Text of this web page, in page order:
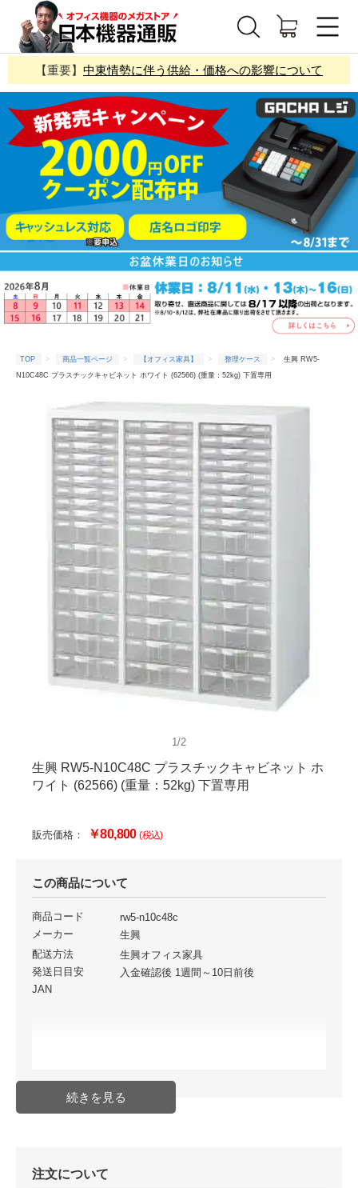
【重要】 中東情勢に伴う供給・価格への影響について
TOP 商品一覧ページ 【オフィス家具】 整理ケース
生興 RW5-
N10C48C プラスチックキャビネット ホワイト (62566) (重量：52kg) 下置専用
1/2
生興 RW5-N10C48C プラスチックキャビネット ホ
ワイト (62566) (重量：52kg) 下置専用
販売価格： ￥80,800(税込)
この商品について
商品コード
rw5-n10c48c
メーカー
生興
配送方法
生興オフィス家具
発送日目安
入金確認後 1週間～10日前後
JAN
注文について